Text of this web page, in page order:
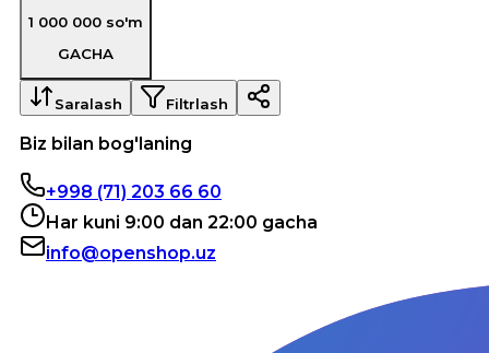
1 000 000 so'm
GACHA
Saralash Filtrlash
Biz bilan bog'laning
+998 (71) 203 66 60
Har kuni 9:00 dan 22:00 gacha
info@openshop.uz